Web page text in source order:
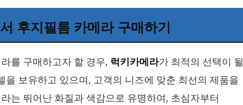
후지필름 카메라 구매하기
를 구매하고자 할 경우, 럭키카메라가 최적의 선택이 될
을 보유하고 있으며, 고객의 니즈에 맞춘 최선의 제품을
는 뛰어난 화질과 색감으로 유명하여, 초심자부터